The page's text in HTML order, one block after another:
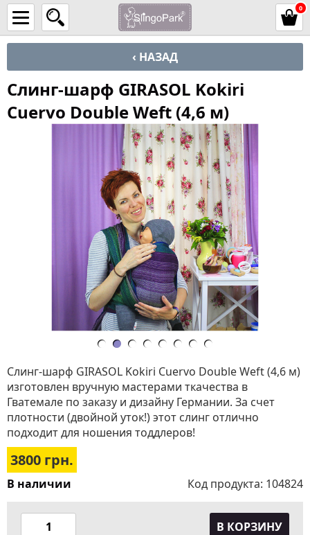
0
‹ НАЗАД
Слинг-шарф GIRASOL Kokiri
Cuervo Double Weft (4,6 м)
Слинг-шарф GIRASOL Kokiri Cuervo Double Weft (4,6 м)
изготовлен вручную мастерами ткачества в
Гватемале по заказу и дизайну Германии. За счет
плотности (двойной уток!) этот слинг отлично
подходит для ношения тоддлеров!
3800 грн.
В наличии Код продукта: 104824
В КОРЗИНУ